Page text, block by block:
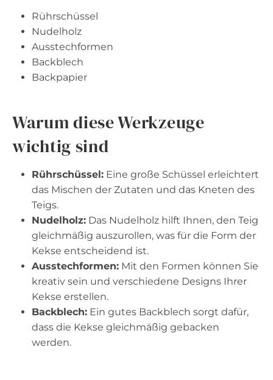
Rührschüssel
Nudelholz
Ausstechformen
Backblech
Backpapier
Warum diese Werkzeuge
wichtig sind
Rührschüssel: Eine große Schüssel erleichtert
das Mischen der Zutaten und das Kneten des
Teigs.
Nudelholz: Das Nudelholz hilft Ihnen, den Teig
gleichmäßig auszurollen, was für die Form der
Kekse entscheidend ist.
Ausstechformen: Mit den Formen können Sie
kreativ sein und verschiedene Designs Ihrer
Kekse erstellen.
Backblech: Ein gutes Backblech sorgt dafür,
dass die Kekse gleichmäßig gebacken
werden.